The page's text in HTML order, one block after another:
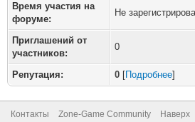
Время участия на
форуме:
Не
Приглашений от
участников:
0
Репутация: 0 [Подробнее]
Контакты Zone-Game Community Наверх